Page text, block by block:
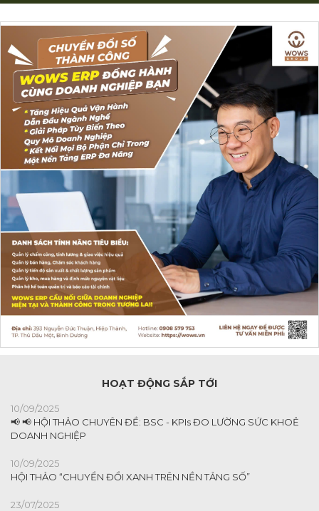
HOẠT ĐỘNG SẮP TỚI
10/09/2025
📢 📢 HỘI THẢO CHUYÊN ĐỀ: BSC - KPIs ĐO LƯỜNG SỨC KHOẺ
DOANH NGHIỆP
10/09/2025
HỘI THẢO “CHUYỂN ĐỔI XANH TRÊN NỀN TẢNG SỐ”
23/07/2025